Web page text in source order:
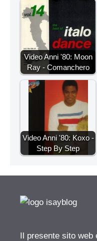
Video Anni '80: Moon
Ray - Comanchero
Video Anni '80: Koxo -
Step By Step
Il presente sito web